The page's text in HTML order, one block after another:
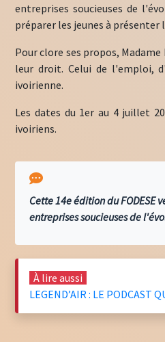
entreprises soucieuses de
préparer les jeunes à
Pour clore ses propos,
leur droit. Celui de l'emploi,
ivoirienne.
Les dates du 1er au 4 juillet
ivoiriens.
Cette 14e édition du
entreprises soucieuses de
À lire aussi
LEGEND’AIR : LE PODCAST